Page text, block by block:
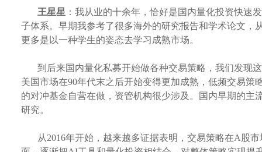
王星星 ：我从业的十余年，恰好是国内量化投资快速
子体系。早期我参考了很多海外的研究报告和学术论文
更多是以一种学生的姿态去学习成熟市场。
到后来国内量化私募开始做各种交易策略，我们发现
美国市场在90年代末之后开始变得更加成熟，低频交易策
的对冲基金自营在做，资管机构很少涉及。国内早期的
研究。
从2016年开始，越来越多证据表明，交易策略在A股